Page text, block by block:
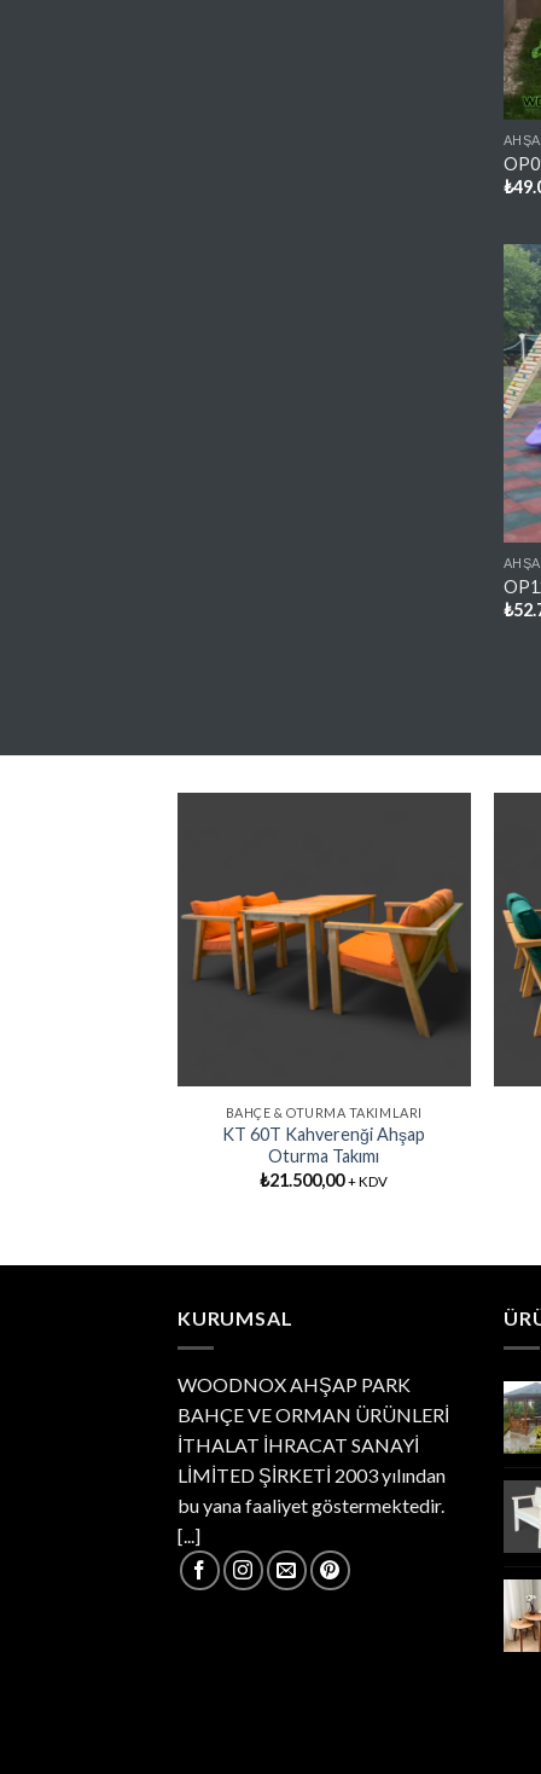
₺
₺
Favorilere
Ekle
BAHÇE & OTURMA TAKIMLARI
KT 60T Kahverenği Ahşap
Oturma Takımı
₺21.500,00 + KDV
KURUMSAL
WOODNOX AHŞAP PARK
BAHÇE VE ORMAN ÜRÜNLERİ
İTHALAT İHRACAT SANAYİ
LİMİTED ŞİRKETİ 2003 yılından
bu yana faaliyet göstermektedir.
[...]